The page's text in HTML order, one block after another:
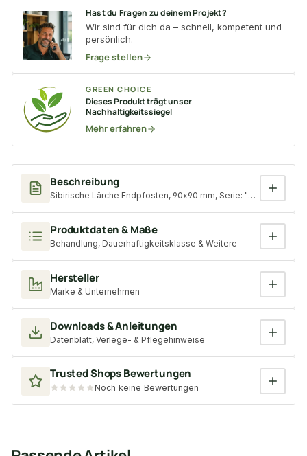
Beschreibung
Sibirische Lärche Endpfosten, 90x90 mm, Serie: "Kiel", KD,
Produktdaten & Maße
Behandlung, Dauerhaftigkeitsklasse & Weitere
Hersteller
Marke & Unternehmen
Downloads & Anleitungen
Datenblatt, Verlege- & Pflegehinweise
Trusted Shops Bewertungen
Noch keine Bewertungen
Hast du Fragen zu deinem Projekt?
Wir sind für dich da – schnell, kompetent und
persönlich.
Frage stellen
GREEN CHOICE
Dieses Produkt trägt unser
Nachhaltigkeitssiegel
Mehr erfahren